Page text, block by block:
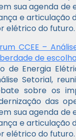
sua agenda
e articulação
elétrico do futuro.
CCEE –
de
de Energia
álise Setorial,
sobre os
das
sua agenda
e articulação
elétrico do futuro.